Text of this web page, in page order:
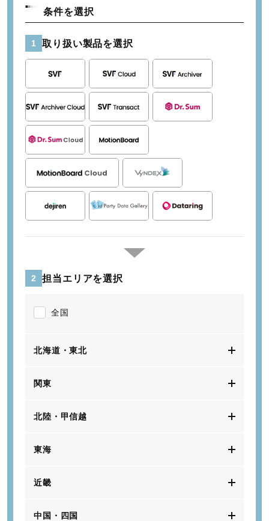
条件を選択
1 取り扱い製品を選択
2 担当エリアを選択
全国
北海道・東北
関東
北陸・甲信越
東海
近畿
中国・四国